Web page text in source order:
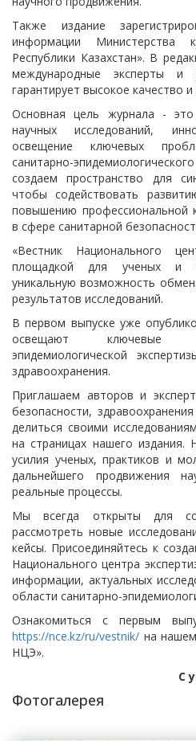
Также издание
информации Министерства
Республики Казахстан». В
международные эксперты и
гарантирует высокое качество
Основная цель журнала - это
научных исследований,
освещение ключевых
санитарно-
создаем пространство для
чтобы содействовать
повышению профессиональной
в сфере санитарной
«Вестник Национального
площадкой для ученых и
уникальную возможность
результатов исследований.
В первом выпуске уже
освещают ключевые
эпидемиологической
здравоохранения.
Приглашаем авторов и
безопасности,
делиться своими
на страницах нашего
усилия ученых, практиков и
дальнейшего продвижения
реальные процессы.
Мы всегда открыты для
рассмотреть новые
кейсы. Присоединяйтесь к
Национального центра
информации, актуальных
области санитарно-
Ознакомиться с первым
https://nce.kz/ru/vestnik/ на
НЦЭ».
С
Фотогалерея